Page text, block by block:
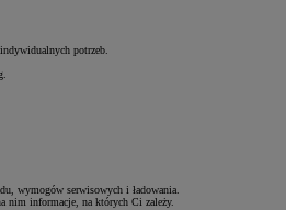
potrzeb.
wymogów serwisowych i ładowania.
nim informacje, na których Ci zależy.